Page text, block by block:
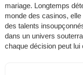
mariage. Longtemps
monde des casinos,
des talents
dans un univers
chaque décision peut